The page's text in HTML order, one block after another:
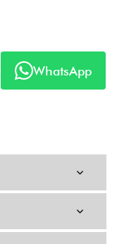
WhatsApp